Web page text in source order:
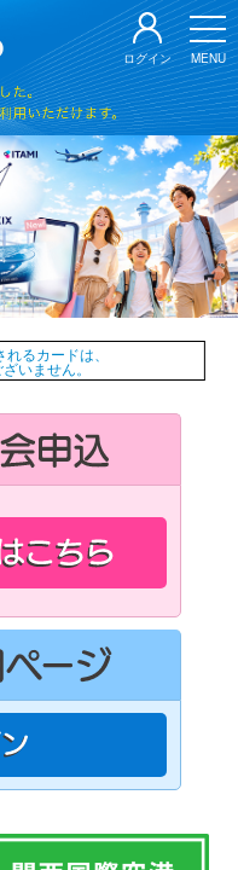
ログイン MENU
るカードは、
いません。